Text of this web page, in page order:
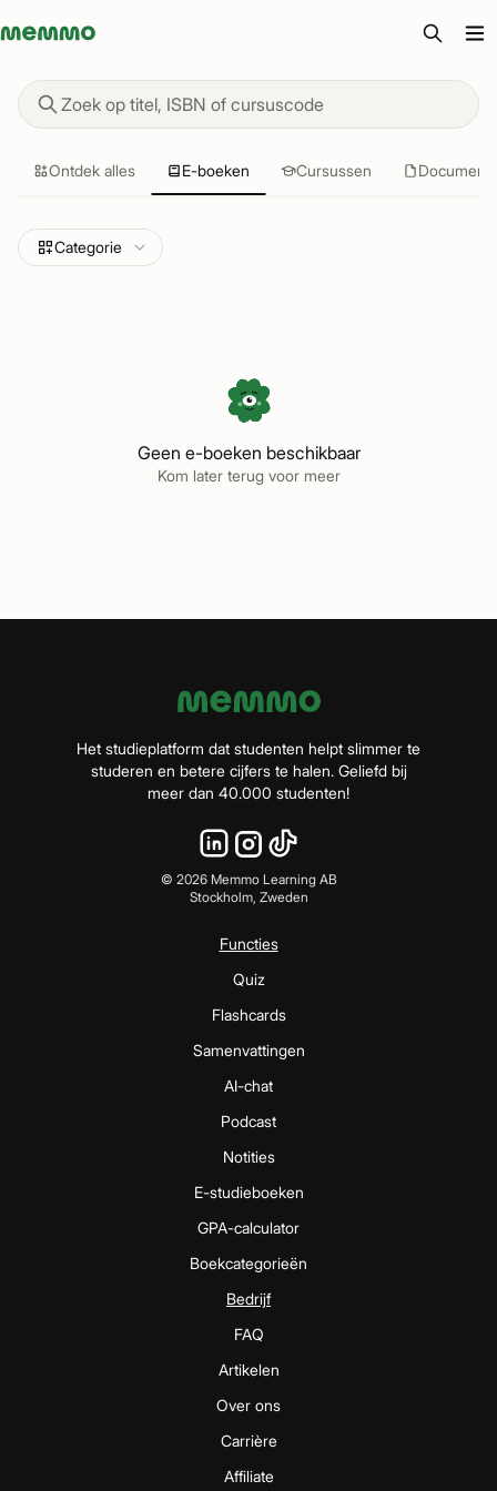
Memmo - AI-verktyg och digital kurslitteratur
Vind studiemateriaal
Ontdek alles E-boeken Cursussen
Categorie
Geen e-boeken beschikbaar
Kom later terug voor meer
Het studieplatform dat studenten helpt slimmer te
studeren en betere cijfers te halen. Geliefd bij
meer dan 40.000 studenten!
© 2026Memmo Learning AB
Stockholm, Zweden
Functies
Quiz
Flashcards
Samenvattingen
AI-chat
Podcast
Notities
E-studieboeken
GPA-calculator
Boekcategorieën
Bedrijf
FAQ
Artikelen
Over ons
Carrière
Affiliate